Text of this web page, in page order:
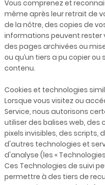
Vous comprenez et
même après leur retrait de
de la nôtre, des copies de
informations peuvent rester
des pages archivées ou
ou qu’un tiers a pu copier ou
contenu.
Cookies et technologies
Lorsque vous visitez ou
Service, nous autorisons
utiliser des balises web, des
pixels invisibles, des scripts,
d'autres technologies et
d'analyse (les «
Ces Technologies de suivi
permettre à des tiers de